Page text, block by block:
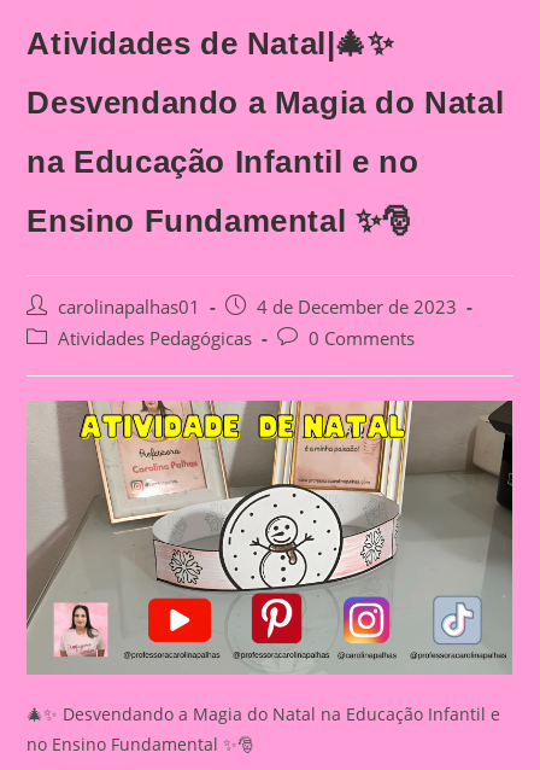
Atividades de Natal|🎄✨
Desvendando a Magia do Natal
na Educação Infantil e no
Ensino Fundamental ✨🎅
Post
author:
carolinapalhas01
Post
published:
4 de December de 2023
PostAtividades Pedagógicas
Post0 Comments
🎄✨ Desvendando a Magia do Natal na Educação Infantil e
no Ensino Fundamental ✨🎅